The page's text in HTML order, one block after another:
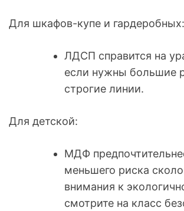
Для шкафов-купе и гардеробных:
ЛДСП справится на
если нужны большие
строгие линии.
Для детской:
МДФ
меньшего риска
внимания к
смотрите на класс